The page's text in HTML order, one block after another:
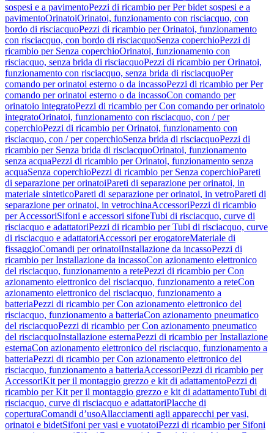
sospesi e a pavimentoPezzi di ricambio per Per bidet sospesi e a
pavimentoOrinatoiOrinatoi, funzionamento con risciacquo, con
bordo di risciacquoPezzi di ricambio per Orinatoi, funzionamento
con risciacquo, con bordo di risciacquoSenza coperchioPezzi di
ricambio per Senza coperchioOrinatoi, funzionamento con
risciacquo, senza brida di risciacquoPezzi di ricambio per Orinatoi,
funzionamento con risciacquo, senza brida di risciacquoPer
comando per orinatoi esterno o da incassoPezzi di ricambio per Per
comando per orinatoi esterno o da incassoCon comando per
orinatoio integratoPezzi di ricambio per Con comando per orinatoio
integratoOrinatoi, funzionamento con risciacquo, con / per
coperchioPezzi di ricambio per Orinatoi, funzionamento con
risciacquo, con / per coperchioSenza brida di risciacquoPezzi di
ricambio per Senza brida di risciacquoOrinatoi, funzionamento
senza acquaPezzi di ricambio per Orinatoi, funzionamento senza
acquaSenza coperchioPezzi di ricambio per Senza coperchioPareti
di separazione per orinatoiPareti di separazione per orinatoi, in
materiale sinteticoPareti di separazione per orinatoi, in vetroPareti di
separazione per orinatoi, in vetrochinaAccessoriPezzi di ricambio
per AccessoriSifoni e accessori sifoneTubi di risciacquo, curve di
risciacquo e adattatoriPezzi di ricambio per Tubi di risciacquo, curve
di risciacquo e adattatoriAccessori per erogatoreMateriale di
fissaggioComandi per orinatoiInstallazione da incassoPezzi di
ricambio per Installazione da incassoCon azionamento elettronico
del risciacquo, funzionamento a retePezzi di ricambio per Con
azionamento elettronico del risciacquo, funzionamento a reteCon
azionamento elettronico del risciacquo, funzionamento a
batteriaPezzi di ricambio per Con azionamento elettronico del
risciacquo, funzionamento a batteriaCon azionamento pneumatico
del risciacquoPezzi di ricambio per Con azionamento pneumatico
del risciacquoInstallazione esternaPezzi di ricambio per Installazione
esternaCon azionamento elettronico del risciacquo, funzionamento a
batteriaPezzi di ricambio per Con azionamento elettronico del
risciacquo, funzionamento a batteriaAccessoriPezzi di ricambio per
AccessoriKit per il montaggio grezzo e kit di adattamentoPezzi di
ricambio per Kit per il montaggio grezzo e kit di adattamentoTubi di
risciacquo, curve di risciacquo e adattatoriPlacche di
coperturaComandi d’usoAllacciamenti agli apparecchi per vasi,
orinatoi e bidetSifoni per vasi e vuotatoiPezzi di ricambio per Sifoni